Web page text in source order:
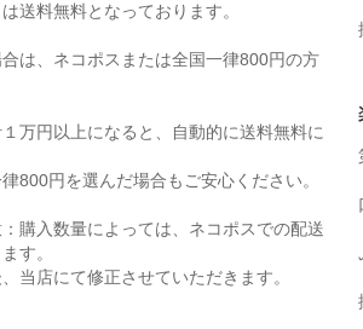
送料無料となっております。
は、ネコポスまたは全国一律800円の方
万円以上になると、自動的に送料無料に
800円を選んだ場合もご安心ください。
購入数量によっては、ネコポスでの配送
す。
当店にて修正させていただきます。